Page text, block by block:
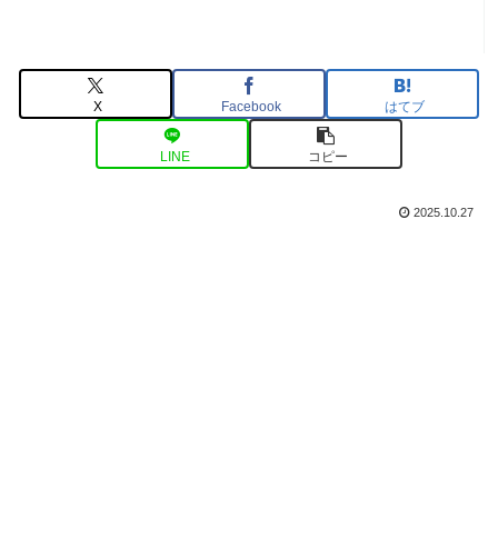
X Facebook はてブ
LINE コピー
2025.10.27